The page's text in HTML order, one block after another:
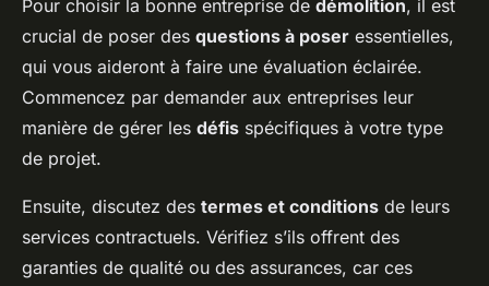
Pour choisir la bonne entreprise de démolition, il est
crucial de poser des questions à poser essentielles,
qui vous aideront à faire une évaluation éclairée.
Commencez par demander aux entreprises leur
manière de gérer les défis spécifiques à votre type
de projet.
Ensuite, discutez des termes et conditions de leurs
services contractuels. Vérifiez s’ils offrent des
garanties de qualité ou des assurances, car ces